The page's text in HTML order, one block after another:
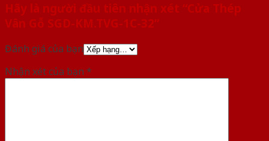
Hãy là người đầu tiên nhận xét “Cửa Thép
Vân Gỗ SGD-KM.TVG-1C-32”
Đánh giá của bạn
Nhận xét của bạn *